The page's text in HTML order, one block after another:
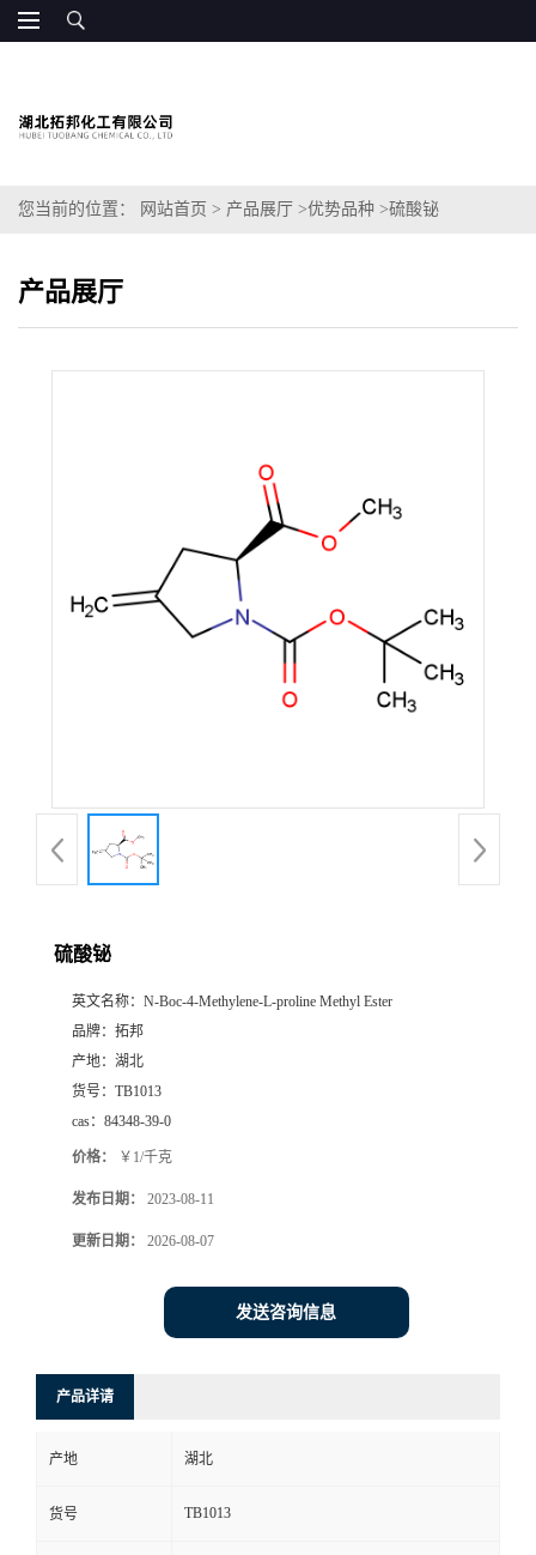
您当前的位置： 网站首页 > 产品展厅 >优势品种 >硫酸铋
产品展厅
硫酸铋
英文名称： N-Boc-4-Methylene-L-proline Methyl Ester
品牌： 拓邦
产地： 湖北
货号： TB1013
cas： 84348-39-0
价格： ￥1/千克
发布日期： 2023-08-11
更新日期： 2026-08-07
发送咨询信息
产品详请
产地 湖北
货号 TB1013